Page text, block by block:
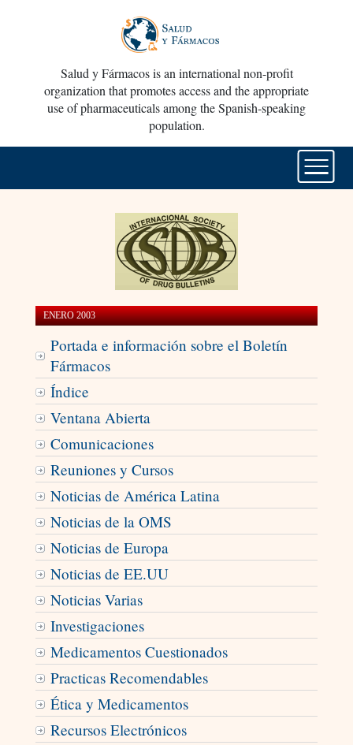
Salud y Fármacos is an international non-profit
organization that promotes access and the appropriate
use of pharmaceuticals among the Spanish-speaking
population.
ENERO 2003
Portada e información sobre el Boletín
Fármacos
Índice
Ventana Abierta
Comunicaciones
Reuniones y Cursos
Noticias de América Latina
Noticias de la OMS
Noticias de Europa
Noticias de EE.UU
Noticias Varias
Investigaciones
Medicamentos Cuestionados
Practicas Recomendables
Ética y Medicamentos
Recursos Electrónicos